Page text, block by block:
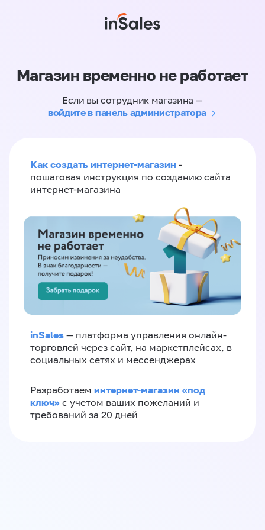
Магазин временно не работает
Если вы сотрудник магазина —
войдите в панель администратора
Как создать интернет-магазин -
пошаговая инструкция по созданию сайта
интернет-магазина
inSales — платформа управления онлайн-
торговлей через сайт, на маркетплейсах, в
социальных сетях и мессенджерах
Разработаем интернет-магазин «‎под
ключ»‎ с учетом ваших пожеланий и
требований за 20 дней